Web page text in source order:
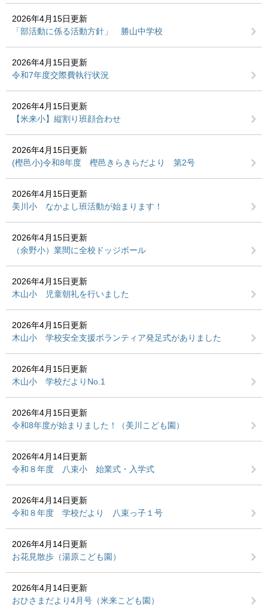
2026年4月15日更新
「部活動に係る活動方針」 勝山中学校
2026年4月15日更新
令和7年度交際費執行状況
2026年4月15日更新
【米来小】縦割り班顔合わせ
2026年4月15日更新
(樫邑小)令和8年度 樫邑きらきらだより 第2号
2026年4月15日更新
美川小 なかよし班活動が始まります！
2026年4月15日更新
（余野小）業間に全校ドッジボール
2026年4月15日更新
木山小 児童朝礼を行いました
2026年4月15日更新
木山小 学校安全支援ボランティア発足式がありました
2026年4月15日更新
木山小 学校だよりNo.1
2026年4月15日更新
令和8年度が始まりました！（美川こども園）
2026年4月14日更新
令和８年度 八束小 始業式・入学式
2026年4月14日更新
令和８年度 学校だより 八束っ子１号
2026年4月14日更新
お花見散歩（湯原こども園）
2026年4月14日更新
おひさまだより4月号（米来こども園）